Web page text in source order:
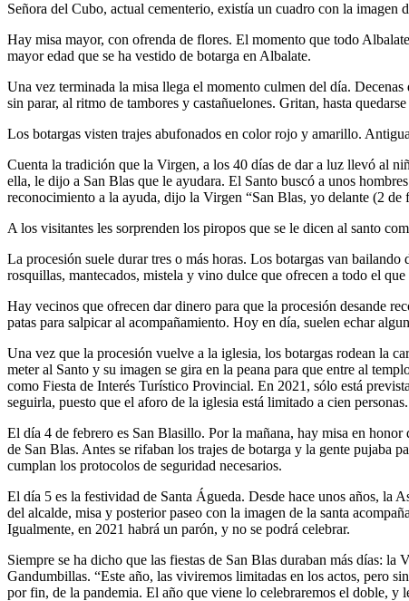
Señora del Cubo, actual cementerio, existía un cuadro con la imagen
Hay misa mayor, con ofrenda de flores. El momento que todo
mayor edad que se ha vestido de botarga en Albalate.
Una vez terminada la misa llega el momento culmen del día.
sin parar, al ritmo de tambores y castañuelones. Gritan, hasta
Los botargas visten trajes abufonados en color rojo y amarillo.
Cuenta la tradición que la Virgen, a los 40 días de dar a luz llevó al
ella, le dijo a San Blas que le ayudara. El Santo buscó a unos
reconocimiento a la ayuda, dijo la Virgen “San Blas, yo delante (2
A los visitantes les sorprenden los piropos que se le dicen al santo
La procesión suele durar tres o más horas. Los botargas van
rosquillas, mantecados, mistela y vino dulce que ofrecen a todo el
Hay vecinos que ofrecen dar dinero para que la procesión desande
patas para salpicar al acompañamiento. Hoy en día, suelen echar
Una vez que la procesión vuelve a la iglesia, los botargas rodean la
meter al Santo y su imagen se gira en la peana para que entre al
como Fiesta de Interés Turístico Provincial. En 2021, sólo está
seguirla, puesto que el aforo de la iglesia está limitado a cien personas.
El día 4 de febrero es San Blasillo. Por la mañana, hay misa en
de San Blas. Antes se rifaban los trajes de botarga y la gente pujaba
cumplan los protocolos de seguridad necesarios.
El día 5 es la festividad de Santa Águeda. Desde hace unos años, la
del alcalde, misa y posterior paseo con la imagen de la santa
Igualmente, en 2021 habrá un parón, y no se podrá celebrar.
Siempre se ha dicho que las fiestas de San Blas duraban más días:
Gandumbillas. “Este año, las viviremos limitadas en los actos, pero
por fin, de la pandemia. El año que viene lo celebraremos el doble,